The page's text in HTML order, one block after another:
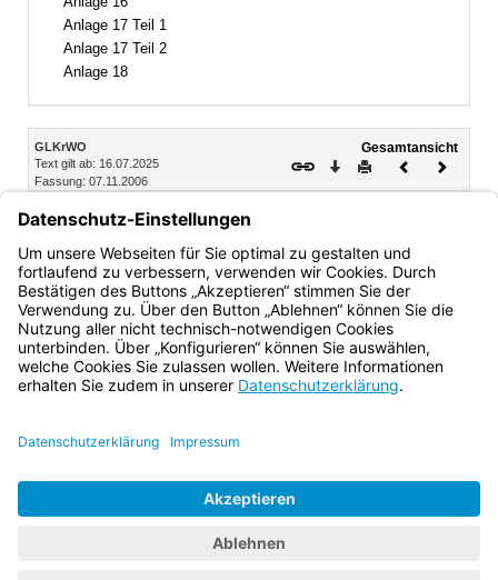
Anlage 17 Teil 1
Anlage 17 Teil 2
Anlage 18
Inhalt
GLKrWO
Text gilt ab: 16.07.2025
Fassung: 07.11.2006
Gesamtansicht
Download
DruckenVorheriges
Anlage 5 (zu §§ 30 bis 32 GLKrWO)
Stimmzettelmuster für die Wahl des Gemeinderats, wenn
kein gültiger Wahlvorschlag vorliegt
Bayern.de
BayernPortal
Impressum